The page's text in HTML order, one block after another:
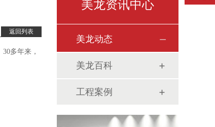
返回列表
30多年来，
美龙资讯中心
美龙动态
美龙百科
工程案例